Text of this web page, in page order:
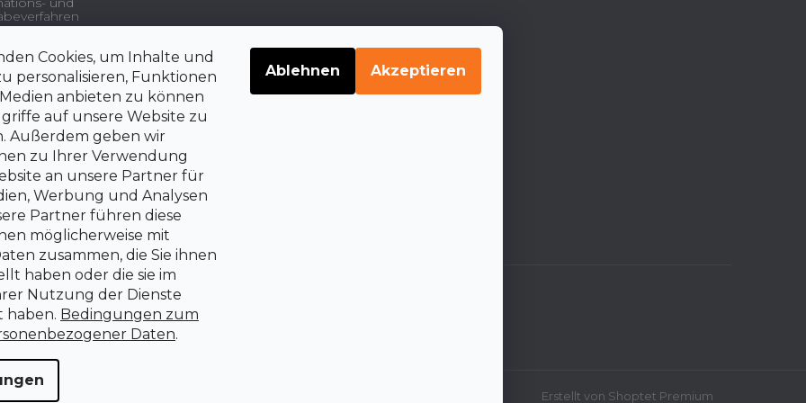
Cookies, um Inhalte und
personalisieren, Funktionen
anbieten zu können
auf unsere Website zu
Außerdem geben wir
zu Ihrer Verwendung
an unsere Partner für
Werbung und Analysen
Partner führen diese
möglicherweise mit
zusammen, die Sie ihnen
haben oder die sie im
Nutzung der Dienste
haben. Bedingungen zum
Daten.
Ablehnen Akzeptieren
und
über die
auf Vertragsrücktritt
Erstellt von Shoptet Premium
Cookie-Einstellungen ändern